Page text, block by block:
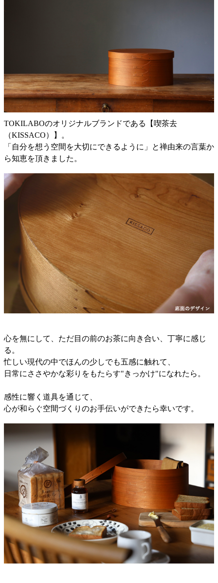
TOKILABOのオリジナルブランドである【喫茶去
（KISSACO）】。
「自分を想う空間を大切にできるように」と禅由来の言葉か
ら知恵を頂きました。
心を無にして、ただ目の前のお茶に向き合い、丁寧に感じ
る。
忙しい現代の中でほんの少しでも五感に触れて、
日常にささやかな彩りをもたらす"きっかけ"になれたら。
感性に響く道具を通じて、
心が和らぐ空間づくりのお手伝いができたら幸いです。